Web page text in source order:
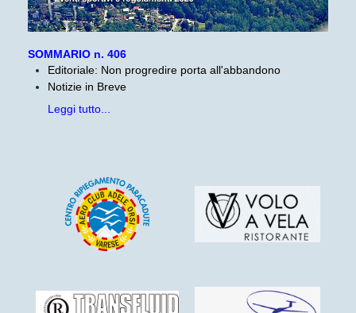
SOMMARIO n. 406
Editoriale: Non progredire porta all'abbandono
Notizie in Breve
Leggi tutto...